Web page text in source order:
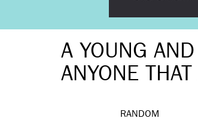
A YOUNG AND
ANYONE THAT
RANDOM